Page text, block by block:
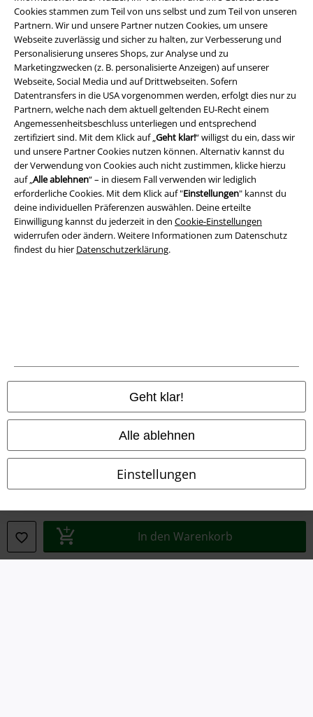
Cookies stammen zum Teil von uns selbst und zum Teil von unseren
Partnern. Wir und unsere Partner nutzen Cookies, um unsere
Webseite zuverlässig und sicher zu halten, zur Verbesserung und
Personalisierung unseres Shops, zur Analyse und zu
Marketingzwecken (z. B. personalisierte Anzeigen) auf unserer
Webseite, Social Media und auf Drittwebseiten. Sofern
Datentransfers in die USA vorgenommen werden, erfolgt dies nur zu
Partnern, welche nach dem aktuell geltenden EU-Recht einem
Angemessenheitsbeschluss unterliegen und entsprechend
zertifiziert sind. Mit dem Klick auf „Geht klar!“ willigst du ein, dass wir
und unsere Partner Cookies nutzen können. Alternativ kannst du
der Verwendung von Cookies auch nicht zustimmen, klicke hierzu
auf „Alle ablehnen“ – in diesem Fall verwenden wir lediglich
erforderliche Cookies. Mit dem Klick auf "Einstellungen" kannst du
deine individuellen Präferenzen auswählen. Deine erteilte
Einwilligung kannst du jederzeit in den Cookie-Einstellungen
widerrufen oder ändern. Weitere Informationen zum Datenschutz
findest du hier Datenschutzerklärung.
Geht klar!
Alle ablehnen
Einstellungen
In den Warenkorb
die vielen neuen Funktionen und Vorteile!
A Warner Music Group Company
Konformitätserklärung
Information zur Barrierefreiheit
Cookie-Einstellungen
Vertrag widerrufen